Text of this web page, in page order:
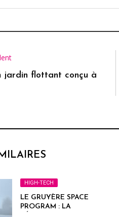
jardin flottant conçu à
HIGH-TECH
LE GRUYÈRE SPACE
PROGRAM : LA